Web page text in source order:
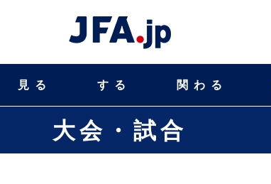
見る する 関わる
大会・試合